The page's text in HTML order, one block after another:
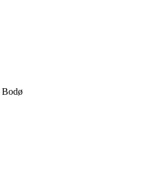
Bodø